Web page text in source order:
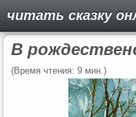
читать сказку
В
(Время чтения: 9 мин.)